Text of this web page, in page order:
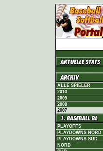
ALLE SPIELER
2010
2009
2008
2007
PLAYOFFS
PLAYDOWNS NORD
PLAYDOWNS SÜD
NORD